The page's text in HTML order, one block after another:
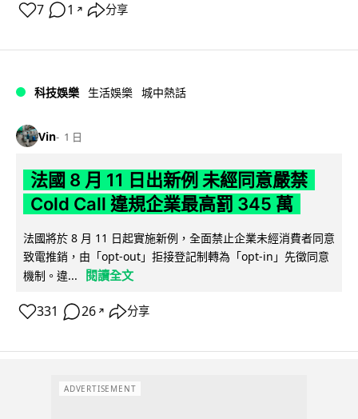
7 1 ↗ 分享
科技娛樂 生活娛樂 城中熱話
Vin 1 日
法國 8 月 11 日出新例 未經同意嚴禁
Cold Call 違規企業最高罰 345 萬
法國將於 8 月 11 日起實施新例，全面禁止企業未經消費者同意
致電推銷，由「opt-out」拒接登記制轉為「opt-in」先徵同意
機制。違...
閱讀全文
331 26 ↗ 分享
ADVERTISEMENT